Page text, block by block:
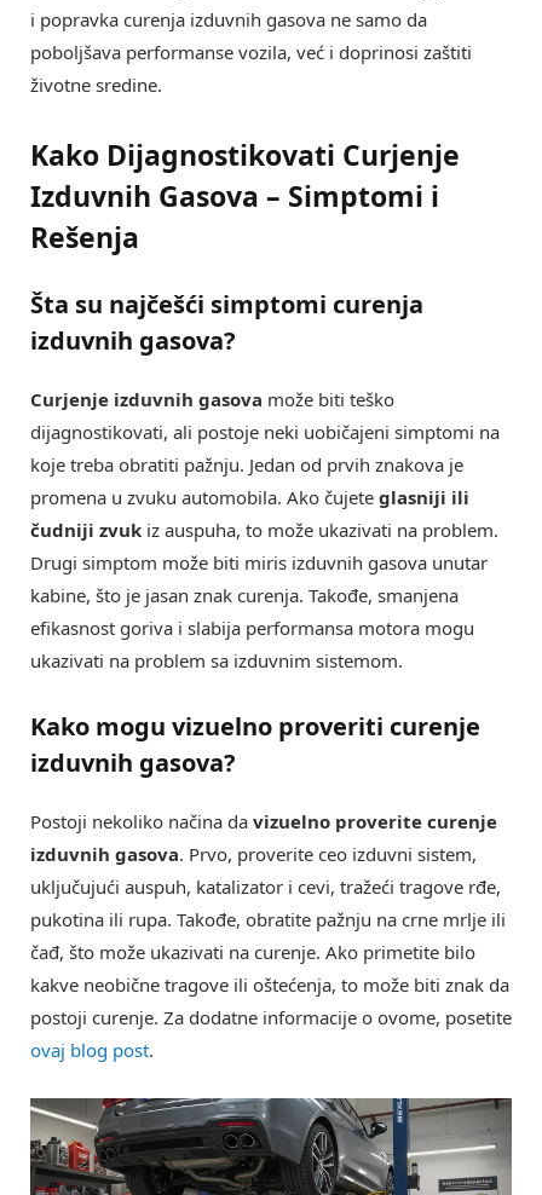
i popravka curenja izduvnih gasova ne samo da
poboljšava performanse vozila, već i doprinosi zaštiti
životne sredine.
Kako Dijagnostikovati Curjenje
Izduvnih Gasova – Simptomi i
Rešenja
Šta su najčešći simptomi curenja
izduvnih gasova?
Curjenje izduvnih gasova može biti teško
dijagnostikovati, ali postoje neki uobičajeni simptomi na
koje treba obratiti pažnju. Jedan od prvih znakova je
promena u zvuku automobila. Ako čujete glasniji ili
čudniji zvuk iz auspuha, to može ukazivati na problem.
Drugi simptom može biti miris izduvnih gasova unutar
kabine, što je jasan znak curenja. Takođe, smanjena
efikasnost goriva i slabija performansa motora mogu
ukazivati na problem sa izduvnim sistemom.
Kako mogu vizuelno proveriti curenje
izduvnih gasova?
Postoji nekoliko načina da vizuelno proverite curenje
izduvnih gasova. Prvo, proverite ceo izduvni sistem,
uključujući auspuh, katalizator i cevi, tražeći tragove rđe,
pukotina ili rupa. Takođe, obratite pažnju na crne mrlje ili
čađ, što može ukazivati na curenje. Ako primetite bilo
kakve neobične tragove ili oštećenja, to može biti znak da
postoji curenje. Za dodatne informacije o ovome, posetite
ovaj blog post.